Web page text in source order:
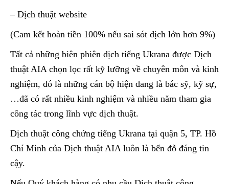
– Dịch thuật website
(Cam kết hoàn tiền 100% nếu sai sót dịch lớn hơn 9%)
Tất cả những biên phiên dịch tiếng Ukrana được Dịch
thuật AIA chọn lọc rất kỹ lưỡng về chuyên môn và kinh
nghiệm, đó là những cán bộ hiện đang là bác sỹ, kỹ sự,
…đã có rất nhiều kinh nghiệm và nhiều năm tham gia
công tác trong lĩnh vực dịch thuật.
Dịch thuật công chứng tiếng Ukrana tại quận 5, TP. Hồ
Chí Minh của Dịch thuật AIA luôn là bến đỗ đáng tin
cậy.